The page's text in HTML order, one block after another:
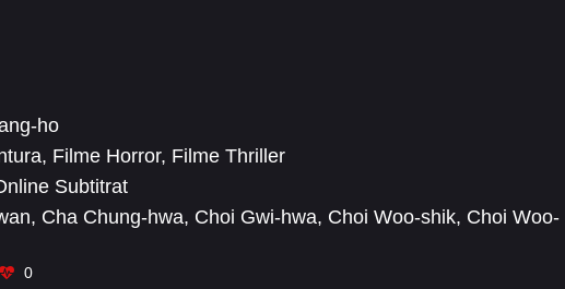
ho
, Filme Horror, Filme Thriller
Subtitrat
, Cha Chung-hwa, Choi Gwi-hwa, Choi Woo-shik, Choi Woo-
0